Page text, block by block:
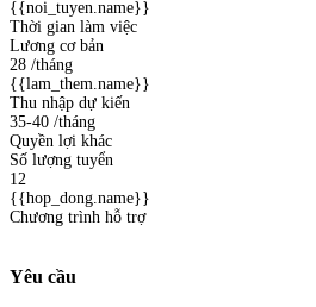
{{noi_tuyen.name}}
Thời gian làm việc
Lương cơ bản
28 /tháng
{{lam_them.name}}
Thu nhập dự kiến
35-40 /tháng
Quyền lợi khác
Số lượng tuyển
12
{{hop_dong.name}}
Chương trình hỗ trợ
Yêu cầu